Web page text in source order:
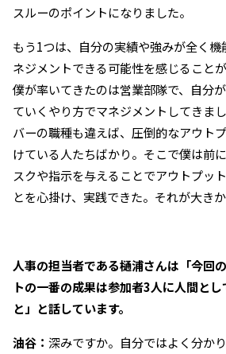
スルーのポイントになりました。
もう1つは、自分の実績や強みが全く
ネジメントできる可能性を感じること
僕が率いてきたのは営業部隊で、自分
ていくやり方でマネジメントしてきま
バーの職種も違えば、圧倒的なアウト
けている人たちばかり。そこで僕は前
スクや指示を与えることでアウトプッ
とを心掛け、実践できた。それが大きか
――人事の担当者である樋浦さんは「今回
トの一番の成果は参加者3人に人間と
と」と話しています。
油谷：深みですか。自分ではよく分か